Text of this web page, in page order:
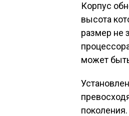
Корпус
высота
размер не
может
поколения.